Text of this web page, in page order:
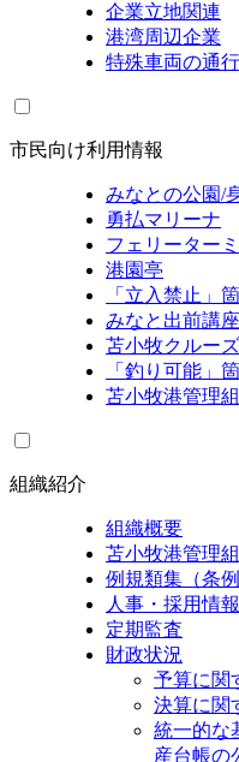
企業立地関連
港湾周辺企業
特殊車両の通行
市民向け利用情報
みなとの公園/
勇払マリーナ
フェリーター
港園亭
「立入禁止」
みなと出前講座
苫小牧クルー
「釣り可能」
苫小牧港管理
組織紹介
組織概要
苫小牧港管理
例規類集（条
人事・採用情報
定期監査
財政状況
予算に関
決算に関
統一的な
産台帳の